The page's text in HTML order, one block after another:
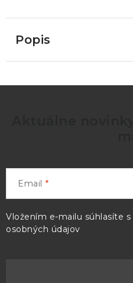
Popis
Email
Vložením e-mailu súhlasíte s
osobných údajov